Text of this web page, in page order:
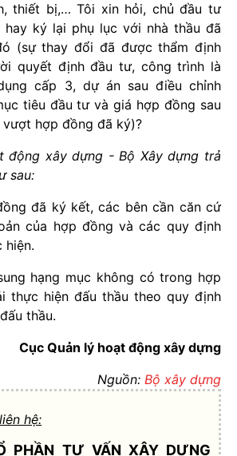
thiết bị,… Tôi xin hỏi, chủ đầu tư
hay ký lại phụ lục với nhà thầu đã
(sự thay đổi đã được thẩm định
quyết định đầu tư, công trình là
cấp 3, dự án sau điều chỉnh
tiêu đầu tư và giá hợp đồng sau
hợp đồng đã ký)?
động xây dựng - Bộ Xây dựng trả
sau:
đã ký kết, các bên cần căn cứ
của hợp đồng và các quy định
hiện.
hạng mục không có trong hợp
thực hiện đấu thầu theo quy định
thầu.
Cục Quản lý hoạt động xây dựng
Nguồn: Bộ xây dựng
hệ:
PHẦN TƯ VẤN XÂY DỰNG